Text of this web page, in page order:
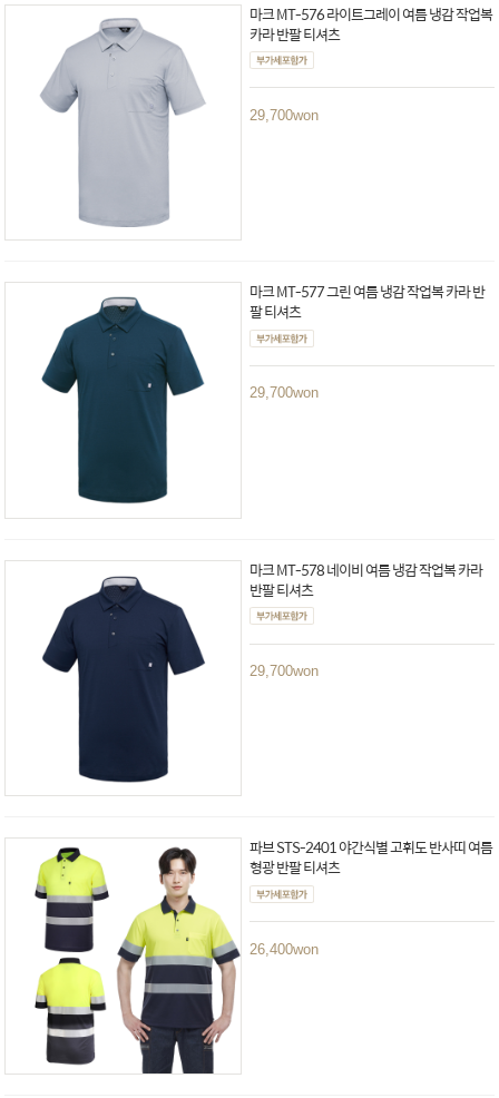
마크 MT-576 라이트그레이 여름 냉감 작업복
카라 반팔 티셔츠
29,700won
마크 MT-577 그린 여름 냉감 작업복 카라 반
팔 티셔츠
29,700won
마크 MT-578 네이비 여름 냉감 작업복 카라
반팔 티셔츠
29,700won
파브 STS-2401 야간식별 고휘도 반사띠 여름
형광 반팔 티셔츠
26,400won